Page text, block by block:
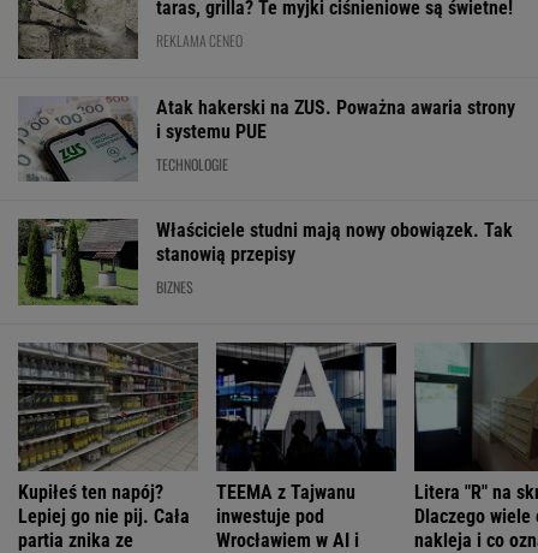
taras, grilla? Te myjki ciśnieniowe są świetne!
REKLAMA CENEO
Atak hakerski na ZUS. Poważna awaria strony
i systemu PUE
TECHNOLOGIE
Właściciele studni mają nowy obowiązek. Tak
stanowią przepisy
BIZNES
Kupiłeś ten napój?
Lepiej go nie pij. Cała
partia znika ze
TEEMA z Tajwanu
inwestuje pod
Wrocławiem w AI i
Litera "R" na
Dlaczego wiele
nakleja i co